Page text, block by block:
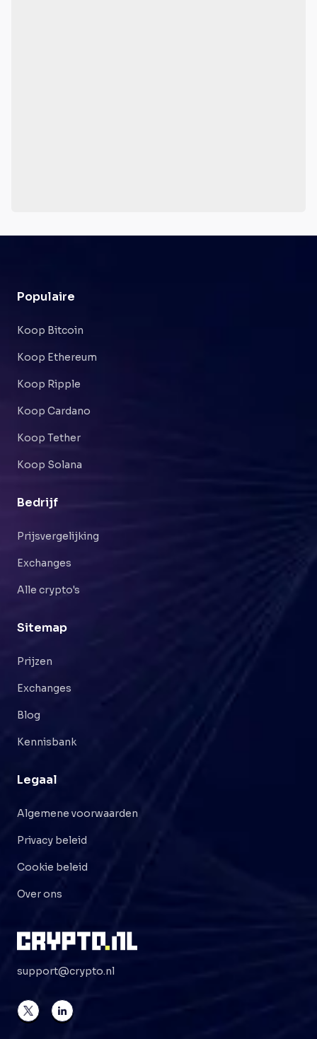
Populaire
Koop Bitcoin
Koop Ethereum
Koop Ripple
Koop Cardano
Koop Tether
Koop Solana
Bedrijf
Prijsvergelijking
Exchanges
Alle crypto's
Sitemap
Prijzen
Exchanges
Blog
Kennisbank
Legaal
Algemene voorwaarden
Privacy beleid
Cookie beleid
Over ons
support@crypto.nl